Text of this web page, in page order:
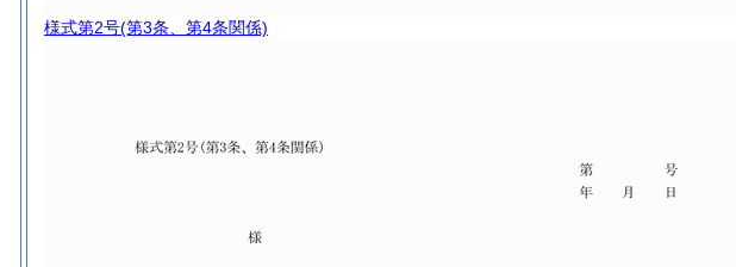
様式第2号(第3条、第4条関係)